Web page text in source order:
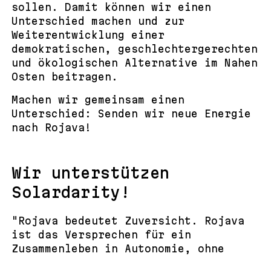
sollen. Damit können wir einen
Unterschied machen und zur
Weiterentwicklung einer
demokratischen, geschlechtergerechten
und ökologischen Alternative im Nahen
Osten beitragen.
Machen wir gemeinsam einen
Unterschied: Senden wir neue Energie
nach Rojava!
Wir unterstützen
Solardarity!
"Rojava bedeutet Zuversicht. Rojava
ist das Versprechen für ein
Zusammenleben in Autonomie, ohne